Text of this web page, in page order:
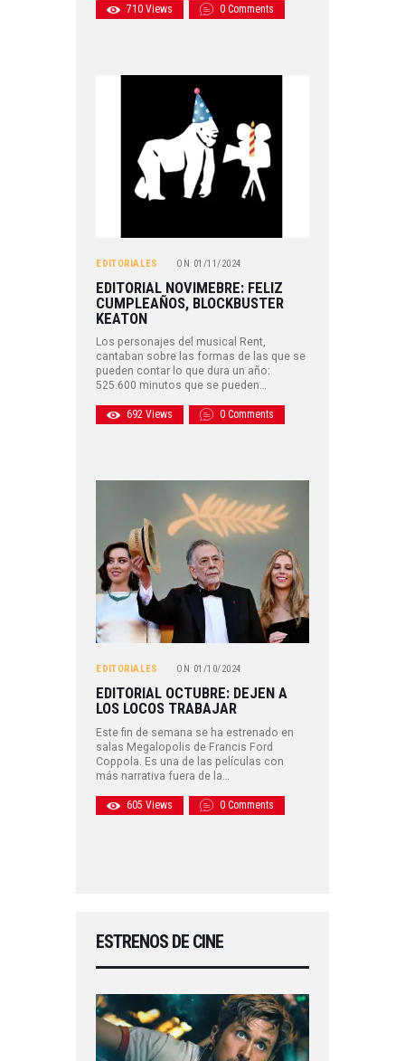
710 Views 0 Comments
EDITORIALES ON 01/11/2024
EDITORIAL NOVIMEBRE: FELIZ
CUMPLEAÑOS, BLOCKBUSTER
KEATON
Los personajes del musical Rent,
cantaban sobre las formas de las que se
pueden contar lo que dura un año:
525.600 minutos que se pueden…
692 Views 0 Comments
EDITORIALES ON 01/10/2024
EDITORIAL OCTUBRE: DEJEN A
LOS LOCOS TRABAJAR
Este fin de semana se ha estrenado en
salas Megalopolis de Francis Ford
Coppola. Es una de las películas con
más narrativa fuera de la…
605 Views 0 Comments
ESTRENOS DE CINE